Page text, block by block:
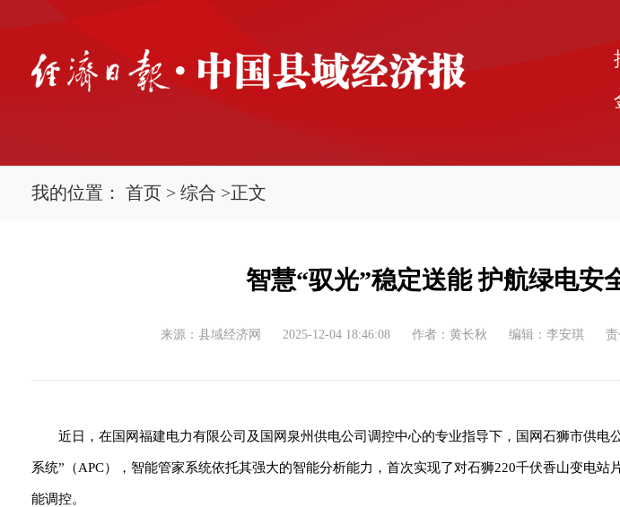
我的位置： 首页 > 综合 >正文
智慧“驭光”稳定送能 护航绿电安
来源：县域经济网 2025-12-04 18:46:08 作者：黄长秋 编辑：李安琪
近日，在国网福建电力有限公司及国网泉州供电公司调控中心的专业指导下，国网石狮市供电
系统”（APC），智能管家系统依托其强大的智能分析能力，首次实现了对石狮220千伏香山变电
能调控。